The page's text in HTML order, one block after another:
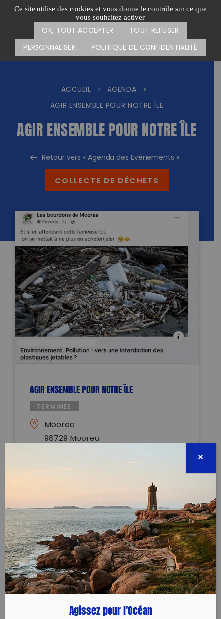
Ce site utilise des cookies et vous donne le contrôle sur ce que
vous souhaitez activer
OK, TOUT ACCEPTER
TOUT REFUSER
PERSONNALISER
POLITIQUE DE CONFIDENTIALITÉ
Passer
Menu
CARTE DES ACTIONS FAIRE UN DON
ACCUEIL > AGENDA
>
AGIR ENSEMBLE POUR NOTRE ÎLE
AGIR ENSEMBLE POUR NOTRE ÎLE
Retour vers « Agenda des Evénements »
COLLECTE DE DÉCHETS
AGIR ENSEMBLE POUR NOTRE ÎLE
TERMINÉE
Moorea
98729 Moorea
secretariat.mooreabiodiversite@gmail.com
Évènement proposé par :
Moorea Biodiversité
Ensemble pour protéger Moorea
Plus de détails sur le lieu et l’heure précise de
Agissez pour l'Océan